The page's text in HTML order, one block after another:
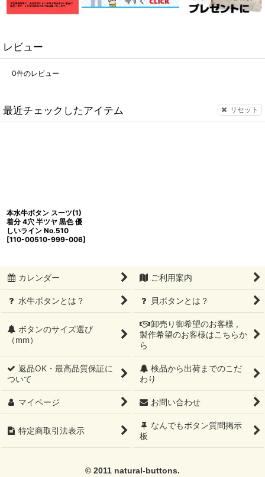
レビュー
0件のレビュー
最近チェックしたアイテム リセット
本水牛ボタン スーツ(1)
着分 4穴 半ツヤ 黒色 優
しいライン No.510
[110-00510-999-006]
カレンダー ご利用案内
水牛ボタンとは？ 貝ボタンとは？
ボタンのサイズ選び
（mm）
卸売り御希望のお客様 ,
製作希望のお客様はこちらか
ら
返品OK・最高品質保証に
ついて
検品から出荷までのこだ
わり
マイページ お問い合わせ
特定商取引法表示
なんでもボタン質問掲示
板
© 2011 natural-buttons.